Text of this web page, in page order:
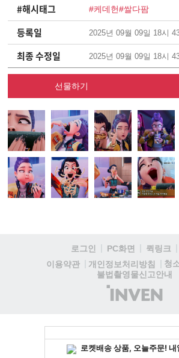
#해시태그 #케데헌#쌀다팜
등록일 2025년 09월 09일 18시
최종 수정일 2025년 09월 09일 18시
선물하기
로그인 PC화면 퀵링크
이용약관
개인정보처리방침
청
불법촬영물신고안내
(주)
인